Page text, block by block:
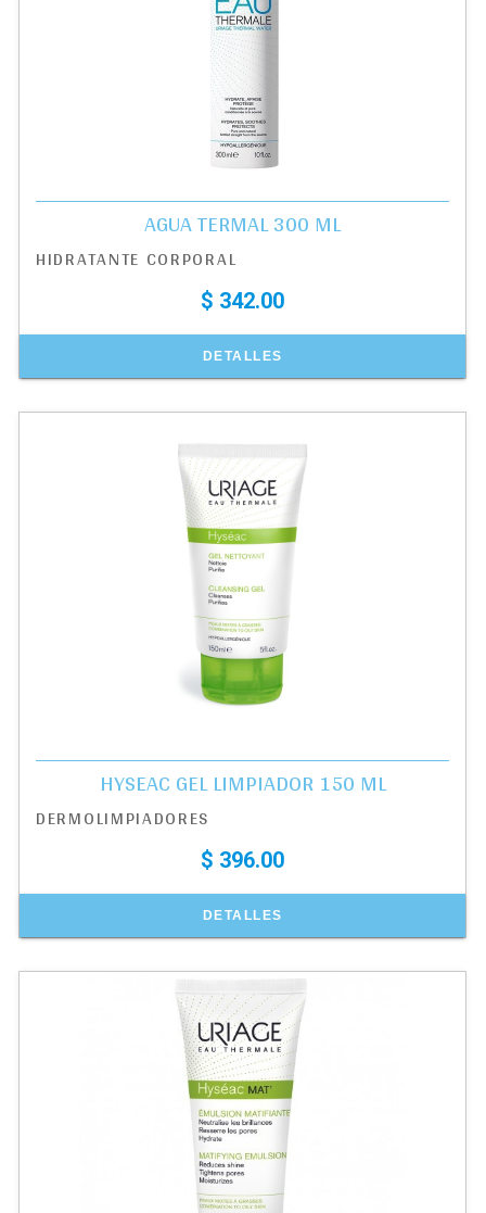
AGUA TERMAL 300 ML
HIDRATANTE CORPORAL
$ 342.00
DETALLES
HYSEAC GEL LIMPIADOR 150 ML
DERMOLIMPIADORES
$ 396.00
DETALLES